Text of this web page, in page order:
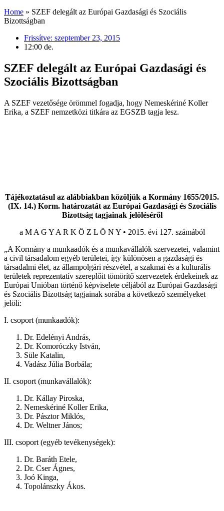
Home » SZEF delegált az Európai Gazdasági és Szociális
Bizottságban
Frissítve: szeptember 23, 2015
12:00 de.
SZEF delegált az Európai Gazdasági és
Szociális Bizottságban
A SZEF vezetősége örömmel fogadja, hogy Nemeskériné Koller
Erika, a SZEF nemzetközi titkára az EGSZB tagja lesz.
Tájékoztatásul az alábbiakban közöljük a Kormány 1655/2015.
(IX. 14.) Korm. határozatát az Európai Gazdasági és Szociális
Bizottság tagjainak jelöléséről
a M A G Y A R K Ö Z L Ö N Y • 2015. évi 127. számából
„A Kormány a munkaadók és a munkavállalók szervezetei, valamint
a civil társadalom egyéb területei, így különösen a gazdasági és
társadalmi élet, az állampolgári részvétel, a szakmai és a kulturális
területek reprezentatív szereplőit tömörítő szervezetek érdekeinek az
Európai Unióban történő képviselete céljából az Európai Gazdasági
és Szociális Bizottság tagjainak sorába a következő személyeket
jelöli:
I. csoport (munkaadók):
Dr. Edelényi András,
Dr. Komoróczky István,
Süle Katalin,
Vadász Júlia Borbála;
II. csoport (munkavállalók):
Dr. Kállay Piroska,
Nemeskériné Koller Erika,
Dr. Pásztor Miklós,
Dr. Weltner János;
III. csoport (egyéb tevékenységek):
Dr. Baráth Etele,
Dr. Cser Ágnes,
Joó Kinga,
Topolánszky Ákos.